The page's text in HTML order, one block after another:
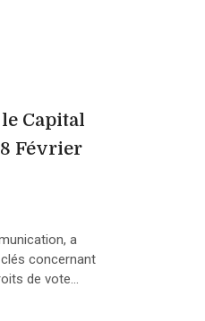
Capital
Février
a
concernant
de vote...